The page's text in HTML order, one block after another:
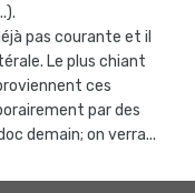
pas courante et il
Le plus chiant
ces
par des
demain; on verra...